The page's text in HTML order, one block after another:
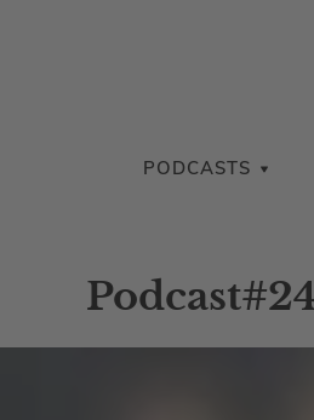
PODCASTS